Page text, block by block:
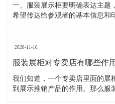
一、服装展示柜要明确表达主题，明确传达
希望传达给参观者的基本信息和
2020-11-16
服装展柜对专卖店有哪些作
我们知道，一个专卖店里面的展
到展示推销产品的作用。那么服